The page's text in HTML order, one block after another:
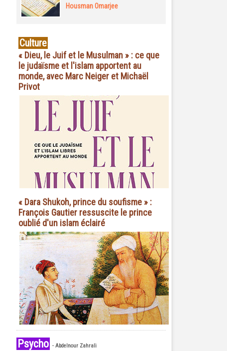
Housman Omarjee
Culture
« Dieu, le Juif et le Musulman » : ce que
le judaïsme et l'islam apportent au
monde, avec Marc Neiger et Michaël
Privot
« Dara Shukoh, prince du soufisme » :
François Gautier ressuscite le prince
oublié d'un islam éclairé
Psycho - Abdelnour Zahrali